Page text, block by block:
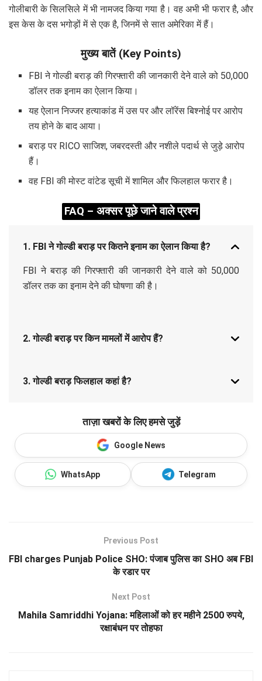
गोलीबारी के सिलसिले में भी नामजद किया गया है। वह अभी भी फरार है, और
इस केस के दस भगोड़ों में से एक है, जिनमें से सात अमेरिका में हैं।
मुख्य बातें (Key Points)
FBI ने गोल्डी बराड़ की गिरफ्तारी की जानकारी देने वाले को 50,000
डॉलर तक इनाम का ऐलान किया।
यह ऐलान निज्जर हत्याकांड में उस पर और लॉरेंस बिश्नोई पर आरोप
तय होने के बाद आया।
बराड़ पर RICO साजिश, जबरदस्ती और नशीले पदार्थ से जुड़े आरोप
हैं।
वह FBI की मोस्ट वांटेड सूची में शामिल और फिलहाल फरार है।
FAQ – अक्सर पूछे जाने वाले प्रश्न
1. FBI ने गोल्डी बराड़ पर कितने इनाम का ऐलान किया है?
FBI ने बराड़ की गिरफ्तारी की जानकारी देने वाले को 50,000
डॉलर तक का इनाम देने की घोषणा की है।
2. गोल्डी बराड़ पर किन मामलों में आरोप हैं?
3. गोल्डी बराड़ फिलहाल कहां है?
ताज़ा खबरों के लिए हमसे जुड़ें
Google News
WhatsApp Telegram
Previous Post
FBI charges Punjab Police SHO: पंजाब पुलिस का SHO अब FBI
के रडार पर
Next Post
Mahila Samriddhi Yojana: महिलाओं को हर महीने 2500 रुपये,
रक्षाबंधन पर तोहफा